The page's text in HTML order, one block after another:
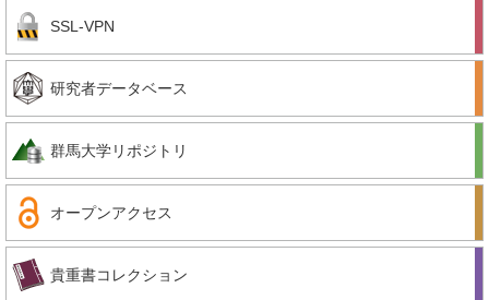
SSL-VPN
研究者データベース
群馬大学リポジトリ
オープンアクセス
貴重書コレクション